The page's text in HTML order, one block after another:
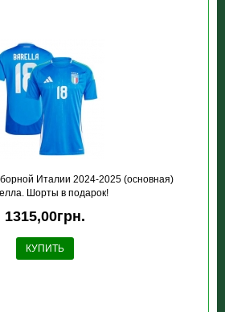
Италии 2024-2025 (основная)
Шорты в подарок!
1315,00грн.
КУПИТЬ